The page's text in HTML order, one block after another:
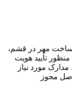
ساخت مهر در قشم،
تأیید هویت
مورد نیاز
مجوز